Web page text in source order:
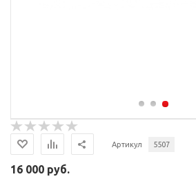
Артикул 5507
16 000 руб.